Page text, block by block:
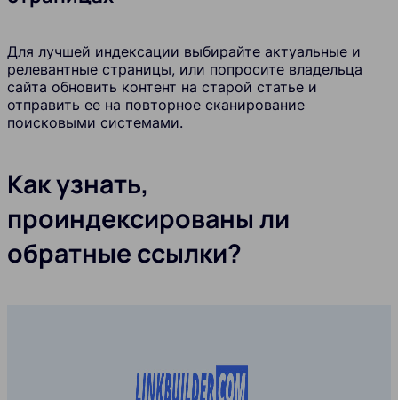
Для лучшей индексации выбирайте актуальные и
релевантные страницы, или попросите владельца
сайта обновить контент на старой статье и
отправить ее на повторное сканирование
поисковыми системами.
Как узнать,
проиндексированы ли
обратные ссылки?